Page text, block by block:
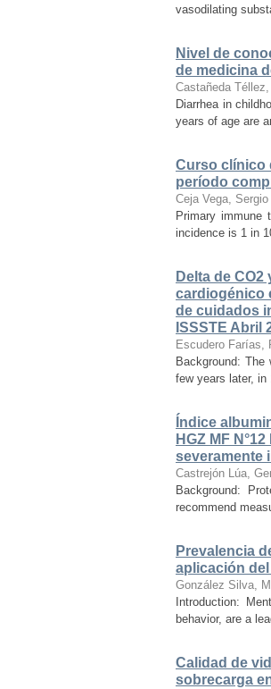
vasodilating
Nivel de
de medicina
Castañeda
Diarrhea in
years of age are
Curso clínico
período
Ceja Vega,
Primary immune
incidence is 1 in
Delta de
cardiogénico
de cuidados
ISSSTE Abril
Escudero Farías,
Background:
few years later, in
Índice
HGZ MF
severamente
Castrejón Lúa,
Background:
recommend
Prevalencia
aplicación
González Silva,
Introduction:
behavior, are a
Calidad de
sobrecarga